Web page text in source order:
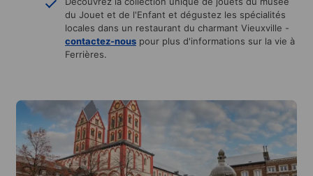
du Jouet et de l'Enfant et dégustez les spécialités
locales dans un restaurant du charmant Vieuxville -
contactez-nous pour plus d'informations sur la vie à
Ferrières.